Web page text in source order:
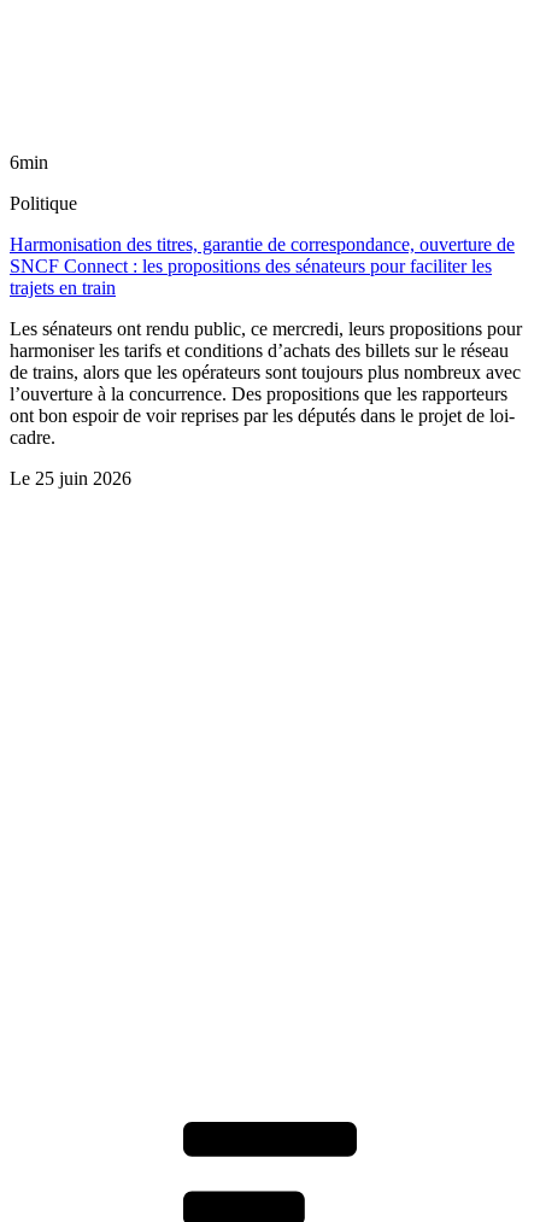
6min
Politique
Harmonisation des titres, garantie de correspondance, ouverture de
SNCF Connect : les propositions des sénateurs pour faciliter les
trajets en train
Les sénateurs ont rendu public, ce mercredi, leurs propositions pour
harmoniser les tarifs et conditions d’achats des billets sur le réseau
de trains, alors que les opérateurs sont toujours plus nombreux avec
l’ouverture à la concurrence. Des propositions que les rapporteurs
ont bon espoir de voir reprises par les députés dans le projet de loi-
cadre.
Le 25 juin 2026